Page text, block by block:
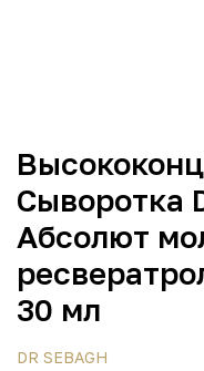
Сыворотка
Aбсолют
30 мл
DR SEBAGH